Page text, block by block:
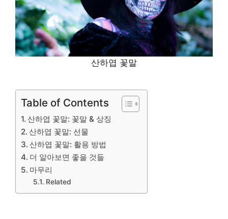
산하엽 꽃말
Table of Contents
산하엽 꽃말: 꽃말 & 상징
산하엽 꽃말: 선물
산하엽 꽃말: 활용 방법
더 알아보면 좋을 것들
마무리
Related